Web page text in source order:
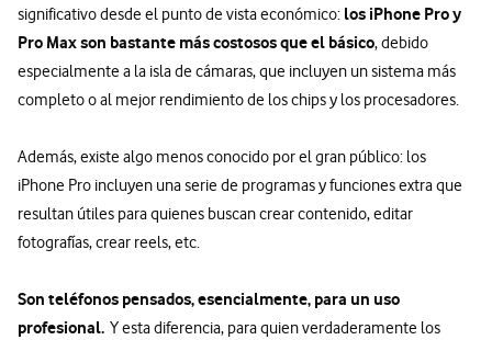
significativo desde el punto de vista económico: los iPhone Pro y
Pro Max son bastante más costosos que el básico, debido
especialmente a la isla de cámaras, que incluyen un sistema más
completo o al mejor rendimiento de los chips y los procesadores.
Además, existe algo menos conocido por el gran público: los
iPhone Pro incluyen una serie de programas y funciones extra que
resultan útiles para quienes buscan crear contenido, editar
fotografías, crear reels, etc.
Son teléfonos pensados, esencialmente, para un uso
profesional. Y esta diferencia, para quien verdaderamente los